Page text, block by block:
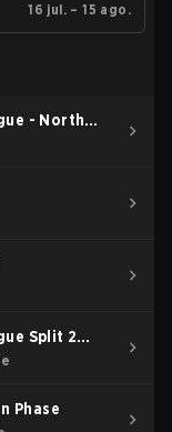
16 jul. – 15 ago.
- North
2026
Split 2
Phase